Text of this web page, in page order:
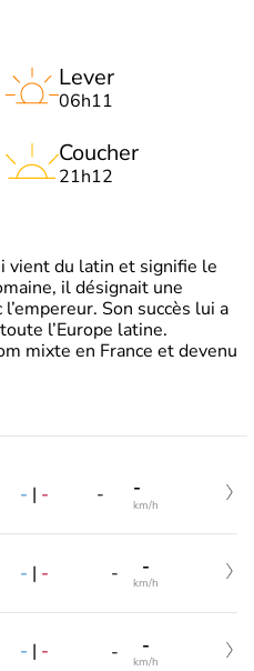
Lever
06h11
Coucher
21h12
vient du latin et signifie le
il désignait une
Son succès lui a
l’Europe latine.
mixte en France et devenu
- | - - -
km/h
- | - - -
km/h
- | - - -
km/h